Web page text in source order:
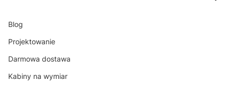
Blog
Projektowanie
Darmowa dostawa
Kabiny na wymiar